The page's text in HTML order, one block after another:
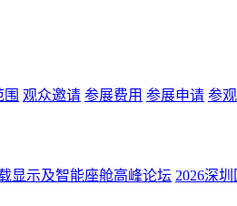
观众邀请 参展费用 参展申请 参
显示及智能座舱高峰论坛 2026深